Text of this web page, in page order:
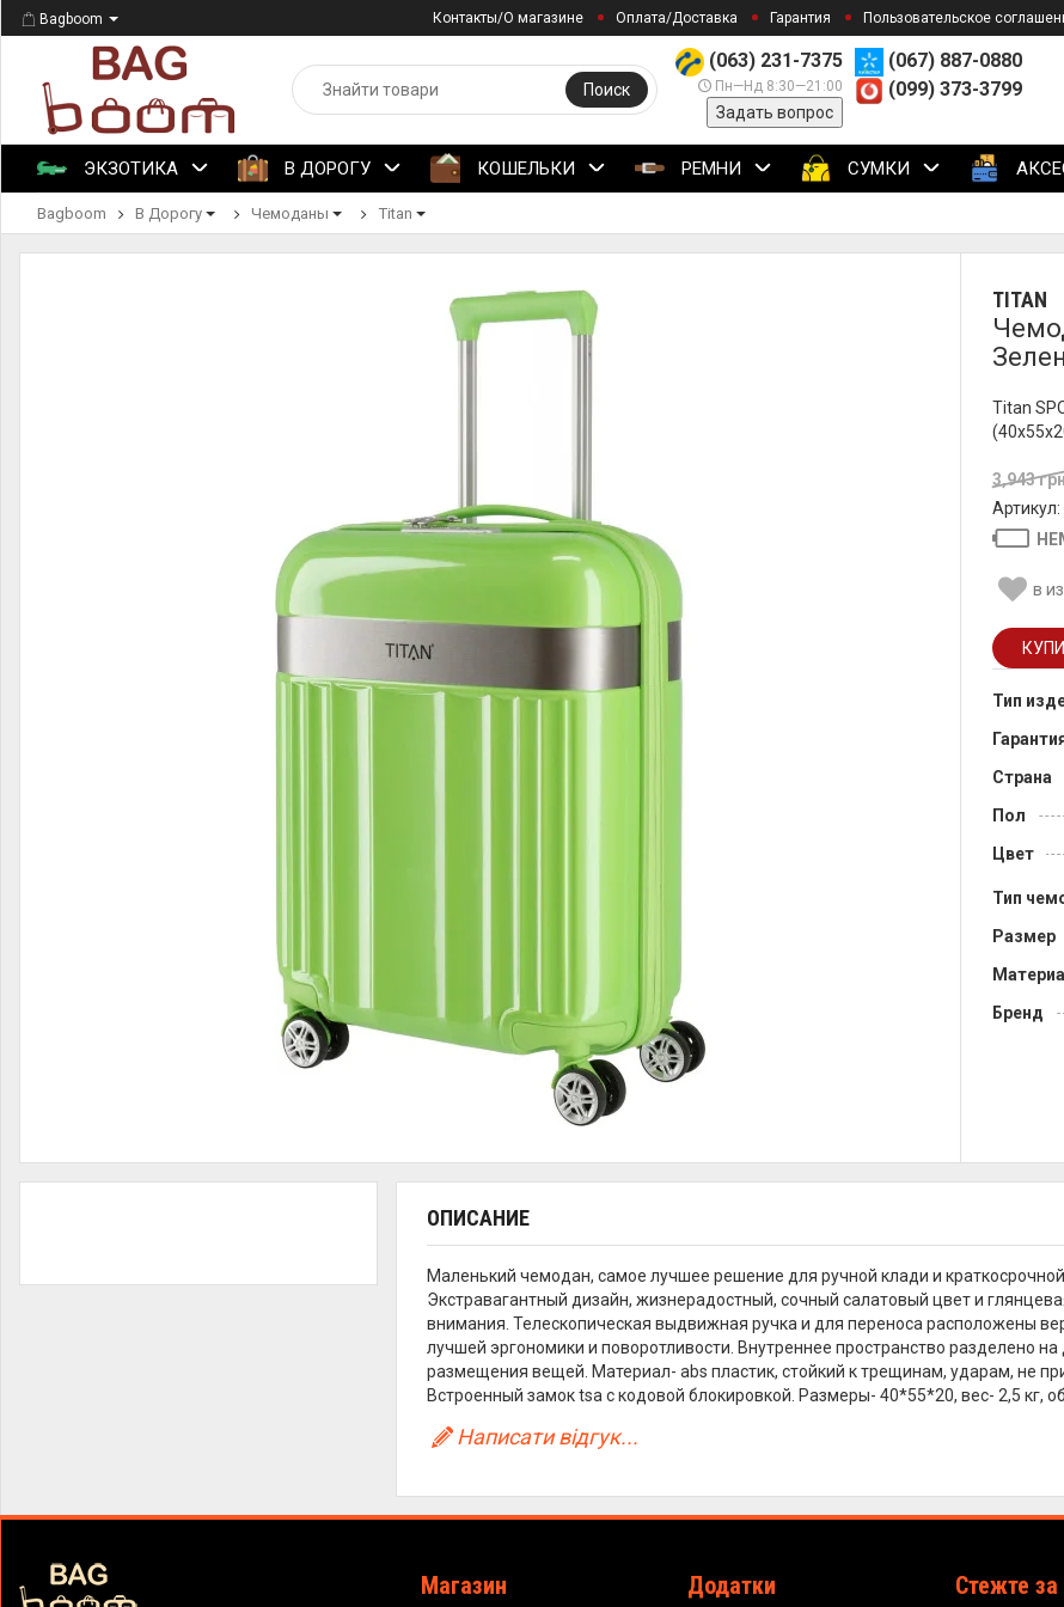
Bagboom Контакты/О магазине Оплата/Доставка Гарантия Пользовательское
(063) 231-7375
Пн—Нд 8:30—21:00
Задать вопрос
(067) 887-0880
(099) 373-3799
Поиск
ЭКЗОТИКА В ДОРОГУ КОШЕЛЬКИ РЕМНИ СУМКИ
Bagboom В Дорогу Чемоданы Titan
TITAN
Titan
3,943
в
Тип
Страна
Пол
Цвет
Тип
Размер
Бренд
ОПИСАНИЕ
Маленький чемодан, самое лучшее решение для ручной клади и
Экстравагантный дизайн, жизнерадостный, сочный салатовый цвет и
внимания. Телескопическая выдвижная ручка и для переноса расположены
лучшей эргономики и поворотливости. Внутреннее пространство разделено
размещения вещей. Материал- abs пластик, стойкий к трещинам, ударам, не
Встроенный замок tsa с кодовой блокировкой. Размеры- 40*55*20, вес- 2,5 кг,
Написати відгук...
Магазин Додатки Стежте